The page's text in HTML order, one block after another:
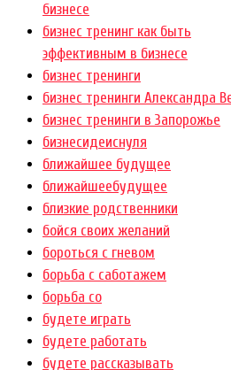
бизнесе
бизнес тренинг как быть
эффективным в бизнесе
бизнес тренинги
бизнес тренинги Александра
бизнес тренинги в Запорожье
бизнесидеиснуля
ближайшее будущее
ближайшеебудущее
близкие родственники
бойся своих желаний
бороться с гневом
борьба с саботажем
борьба со
будете играть
будете работать
будете рассказывать